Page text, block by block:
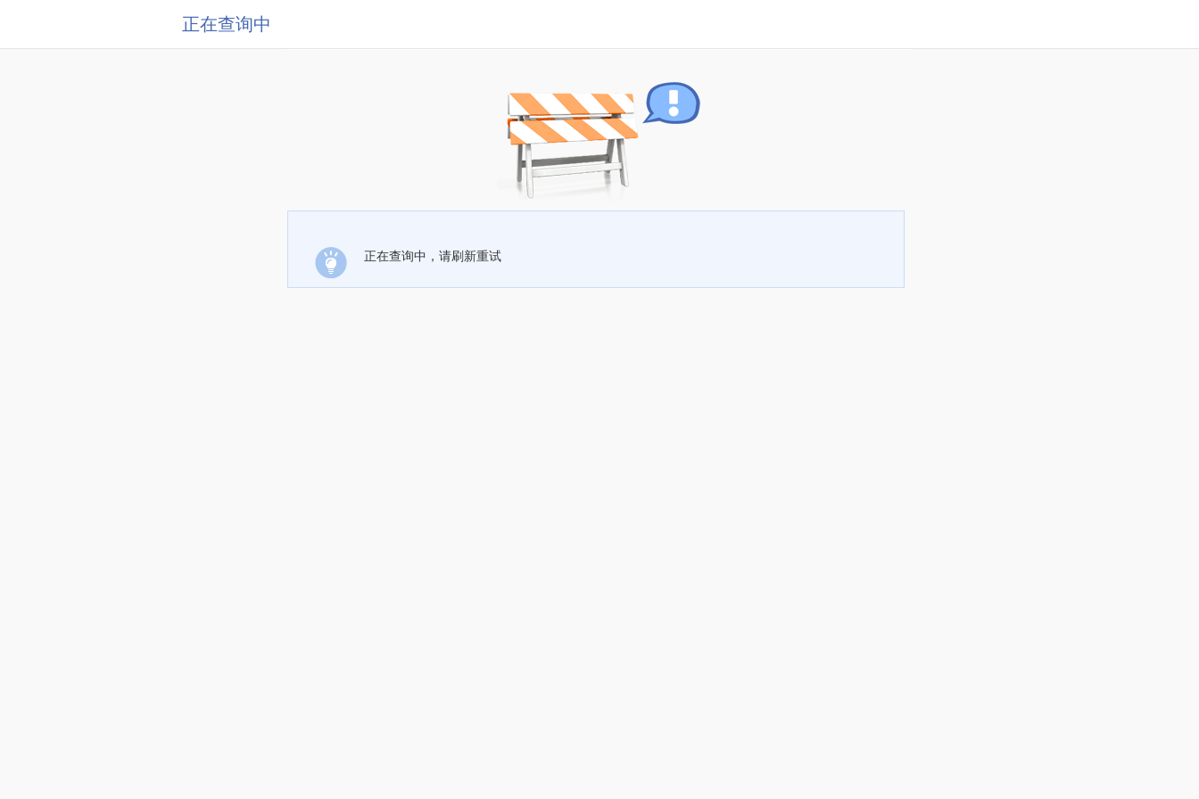
正在查询中
正在查询中，请刷新重试